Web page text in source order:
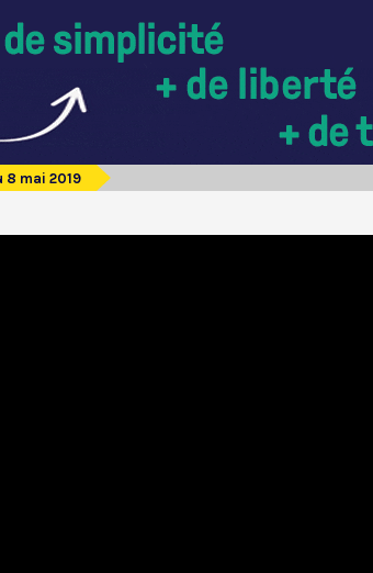
8 mai 2019